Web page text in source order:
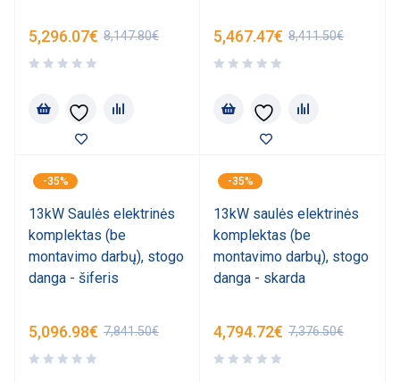
8,147.80€
5,296.07€ 8,411.50€
5,467.47€
-35%
13kW Saulės elektrinės
komplektas (be
montavimo darbų), stogo
danga - šiferis
7,841.50€
5,096.98€
-35%
13kW saulės elektrinės
komplektas (be
montavimo darbų), stogo
danga - skarda
7,376.50€
4,794.72€